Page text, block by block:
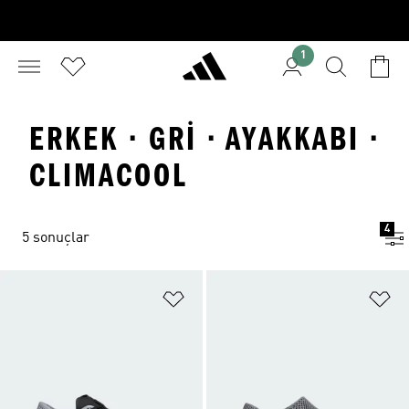
1
ERKEK · GRI · AYAKKABI ·
CLIMACOOL
5 sonuçlar
4